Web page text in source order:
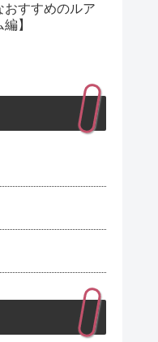
おすすめのルア
】